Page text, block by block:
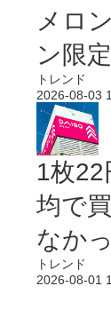
メロ
ン限
トレンド
2026-08-03
1枚
均で
なか
トレンド
2026-08-01